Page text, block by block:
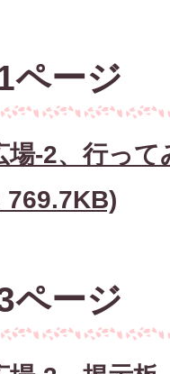
ページ
場-2、行っ
769.7KB)
ページ